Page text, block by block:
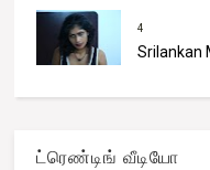
4
Srilankan
ட்ரெண்டிங் வீடியோ